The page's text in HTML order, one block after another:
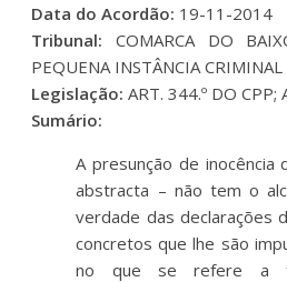
Data do Acordão: 19-11-2014
Tribunal: COMARCA DO
PEQUENA INSTÂNCIA
Legislação: ART. 344.º DO CPP;
Sumário:
A presunção de inocência
abstracta – não tem o
verdade das declarações
concretos que lhe são
no que se refere a